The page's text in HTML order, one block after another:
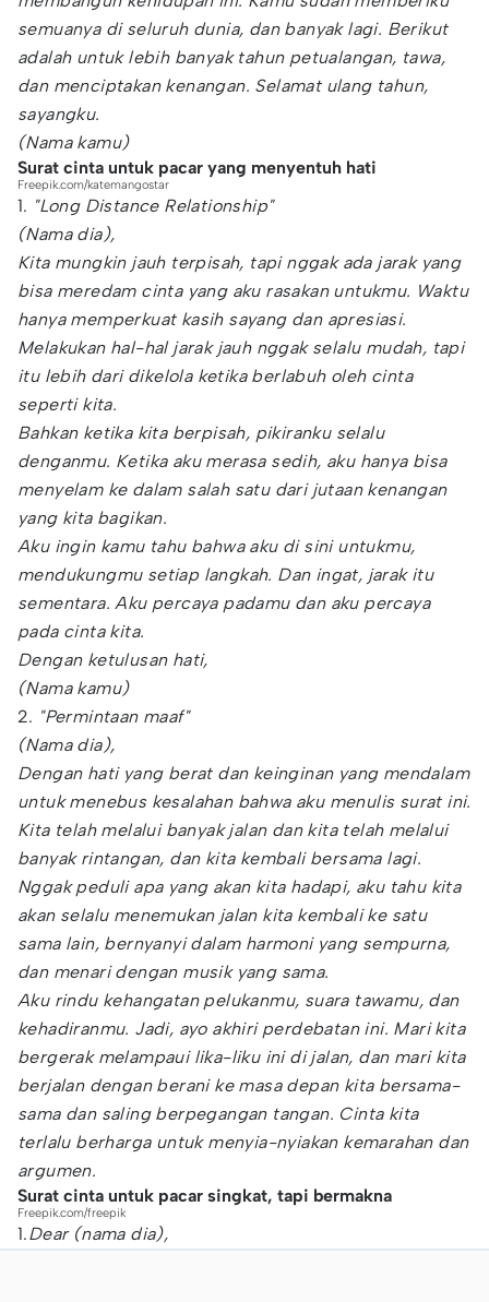
semuanya di seluruh dunia, dan banyak lagi. Berikut
adalah untuk lebih banyak tahun petualangan, tawa,
dan menciptakan kenangan. Selamat ulang tahun,
sayangku.
(Nama kamu)
Surat cinta untuk pacar yang menyentuh hati
Freepik.com/katemangostar
1. "Long Distance Relationship"
(Nama dia),
Kita mungkin jauh terpisah, tapi nggak ada jarak yang
bisa meredam cinta yang aku rasakan untukmu. Waktu
hanya memperkuat kasih sayang dan apresiasi.
Melakukan hal-hal jarak jauh nggak selalu mudah, tapi
itu lebih dari dikelola ketika berlabuh oleh cinta
seperti kita.
Bahkan ketika kita berpisah, pikiranku selalu
denganmu. Ketika aku merasa sedih, aku hanya bisa
menyelam ke dalam salah satu dari jutaan kenangan
yang kita bagikan.
Aku ingin kamu tahu bahwa aku di sini untukmu,
mendukungmu setiap langkah. Dan ingat, jarak itu
sementara. Aku percaya padamu dan aku percaya
pada cinta kita.
Dengan ketulusan hati,
(Nama kamu)
2. "Permintaan maaf"
(Nama dia),
Dengan hati yang berat dan keinginan yang mendalam
untuk menebus kesalahan bahwa aku menulis surat ini.
Kita telah melalui banyak jalan dan kita telah melalui
banyak rintangan, dan kita kembali bersama lagi.
Nggak peduli apa yang akan kita hadapi, aku tahu kita
akan selalu menemukan jalan kita kembali ke satu
sama lain, bernyanyi dalam harmoni yang sempurna,
dan menari dengan musik yang sama.
Aku rindu kehangatan pelukanmu, suara tawamu, dan
kehadiranmu. Jadi, ayo akhiri perdebatan ini. Mari kita
bergerak melampaui lika-liku ini di jalan, dan mari kita
berjalan dengan berani ke masa depan kita bersama-
sama dan saling berpegangan tangan. Cinta kita
terlalu berharga untuk menyia-nyiakan kemarahan dan
argumen.
Surat cinta untuk pacar singkat, tapi bermakna
Freepik.com/freepik
1.Dear (nama dia),